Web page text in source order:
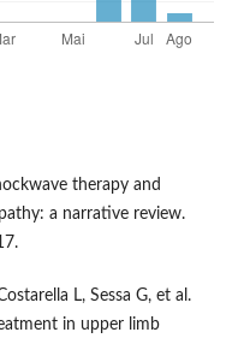
therapy and
a narrative review.
L, Sessa G, et al.
in upper limb